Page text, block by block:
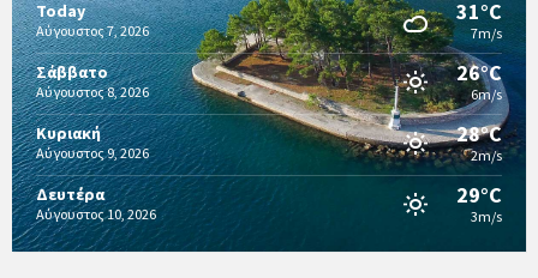
Today
Αύγουστος 7, 2026
31°C
7m/s
Σάββατο
Αύγουστος 8, 2026
26°C
6m/s
Κυριακή
Αύγουστος 9, 2026
28°C
2m/s
Δευτέρα
Αύγουστος 10, 2026
29°C
3m/s